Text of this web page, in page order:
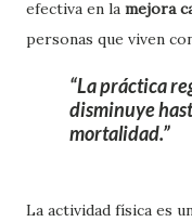
efectiva en la mejora
personas que viven
La práctica
disminuye
mortalidad.
La actividad física es